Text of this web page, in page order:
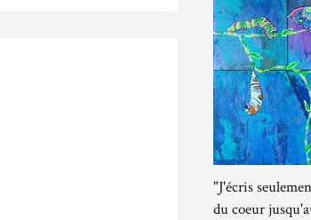
"J'écris
du coeur